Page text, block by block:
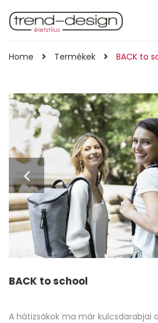
Home Termékek BACK to
BACK to school
A hátizsákok ma már kulcsdarabjai